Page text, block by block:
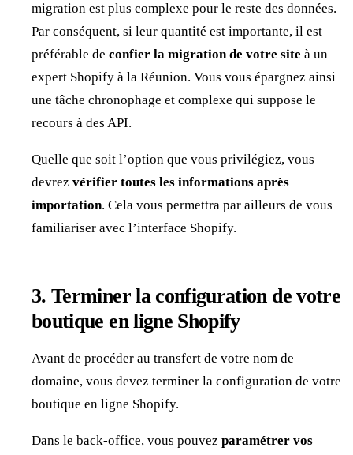
migration est plus complexe pour le reste des données.
Par conséquent, si leur quantité est importante, il est
préférable de confier la migration de votre site à un
expert Shopify à la Réunion. Vous vous épargnez ainsi
une tâche chronophage et complexe qui suppose le
recours à des API.
Quelle que soit l’option que vous privilégiez, vous
devrez vérifier toutes les informations après
importation. Cela vous permettra par ailleurs de vous
familiariser avec l’interface Shopify.
3. Terminer la configuration de votre
boutique en ligne Shopify
Avant de procéder au transfert de votre nom de
domaine, vous devez terminer la configuration de votre
boutique en ligne Shopify.
Dans le back-office, vous pouvez paramétrer vos